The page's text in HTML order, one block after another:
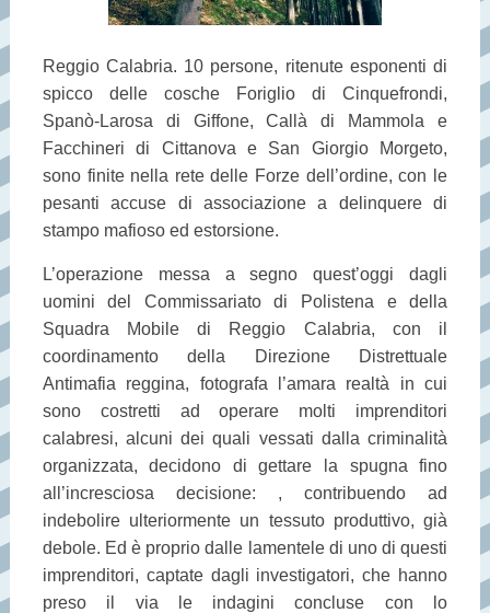
Reggio Calabria. 10 persone, ritenute esponenti di
spicco delle cosche Foriglio di Cinquefrondi,
Spanò-Larosa di Giffone, Callà di Mammola e
Facchineri di Cittanova e San Giorgio Morgeto,
sono finite nella rete delle Forze dell’ordine, con le
pesanti accuse di associazione a delinquere di
stampo mafioso ed estorsione.
L’operazione messa a segno quest’oggi dagli
uomini del Commissariato di Polistena e della
Squadra Mobile di Reggio Calabria, con il
coordinamento della Direzione Distrettuale
Antimafia reggina, fotografa l’amara realtà in cui
sono costretti ad operare molti imprenditori
calabresi, alcuni dei quali vessati dalla criminalità
organizzata, decidono di gettare la spugna fino
all’incresciosa decisione: , contribuendo ad
indebolire ulteriormente un tessuto produttivo, già
debole. Ed è proprio dalle lamentele di uno di questi
imprenditori, captate dagli investigatori, che hanno
preso il via le indagini concluse con lo